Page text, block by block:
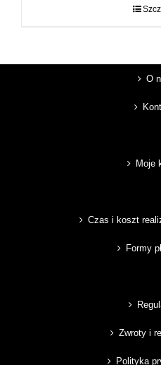
O
Moje
Czas i koszt
Formy
Zwroty i
Polityka